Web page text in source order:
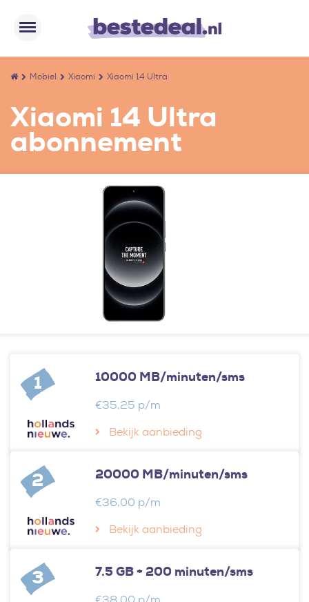
Mobiel Xiaomi Xiaomi 14 Ultra
Xiaomi 14 Ultra
abonnement
1 10000 MB/minuten/sms
€35,25 p/m
Bekijk aanbieding
2 20000 MB/minuten/sms
€36,00 p/m
Bekijk aanbieding
3 7.5 GB + 200 minuten/sms